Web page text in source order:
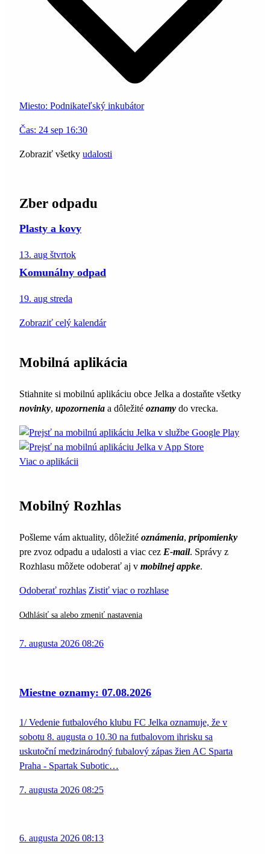
Miesto: Podnikateľský inkubátor
Čas: 24 sep 16:30
Zobraziť všetky udalosti
Zber odpadu
Plasty a kovy
13. aug štvrtok
Komunálny odpad
19. aug streda
Zobraziť celý kalendár
Mobilná aplikácia
Stiahnite si mobilnú aplikáciu obce Jelka a dostaňte všetky
novinky, upozornenia a dôležité oznamy do vrecka.
Viac o aplikácii
Mobilný Rozhlas
Pošleme vám aktuality, dôležité oznámenia, pripomienky
pre zvoz odpadu a udalosti a viac cez E-mail. Správy z
Rozhlasu môžete odoberať aj v mobilnej appke.
Odoberať rozhlas Zistiť viac o rozhlase
Odhlásiť sa alebo zmeniť nastavenia
7. augusta 2026 08:26
Miestne oznamy: 07.08.2026
1/ Vedenie futbalového klubu FC Jelka oznamuje, že v
sobotu 8. augusta o 10.30 na futbalovom ihrisku sa
uskutoční medzinárodný fubalový zápas žien AC Sparta
Praha - Spartak Subotic…
7. augusta 2026 08:25
6. augusta 2026 08:13